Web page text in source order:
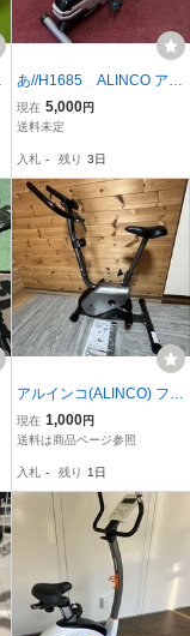
あ//H1685 ALINCO アル
インコ フィットネスプ
ロ AFB 6010 ACアダ
現在 5,000円
送料未定
入札 - 残り 3日
アルインコ(ALINCO) フィ
ットネスバイク エアロマ
グネティックバイク 負荷
引取りのみ
現在 1,000円
送料は商品ページ参照
入札 - 残り 1日